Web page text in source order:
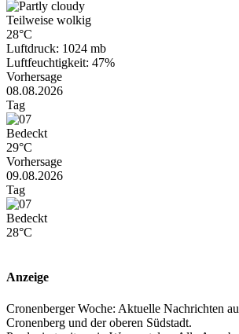
Teilweise wolkig
28°C
Luftdruck: 1024 mb
Luftfeuchtigkeit: 47%
Vorhersage
08.08.2026
Tag
Bedeckt
29°C
Vorhersage
09.08.2026
Tag
Bedeckt
28°C
Anzeige
Cronenberger Woche: Aktuelle Nachrichten
Cronenberg und der oberen Südstadt.